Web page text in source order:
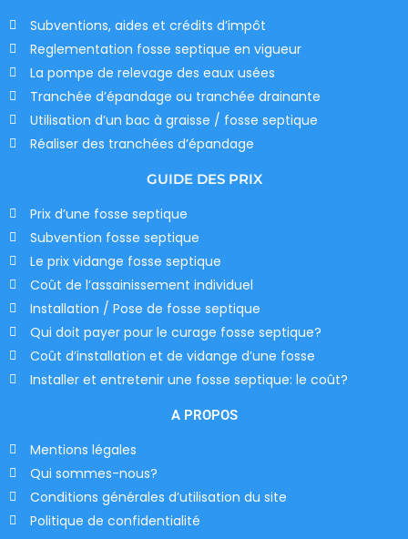
Subventions, aides et crédits d’impôt
Reglementation fosse septique en vigueur
La pompe de relevage des eaux usées
Tranchée d’épandage ou tranchée drainante
Utilisation d’un bac à graisse / fosse septique
Réaliser des tranchées d’épandage
GUIDE DES PRIX
Prix d’une fosse septique
Subvention fosse septique
Le prix vidange fosse septique
Coût de l’assainissement individuel
Installation / Pose de fosse septique
Qui doit payer pour le curage fosse septique?
Coût d’installation et de vidange d’une fosse
Installer et entretenir une fosse septique: le coût?
A PROPOS
Mentions légales
Qui sommes-nous?
Conditions générales d’utilisation du site
Politique de confidentialité